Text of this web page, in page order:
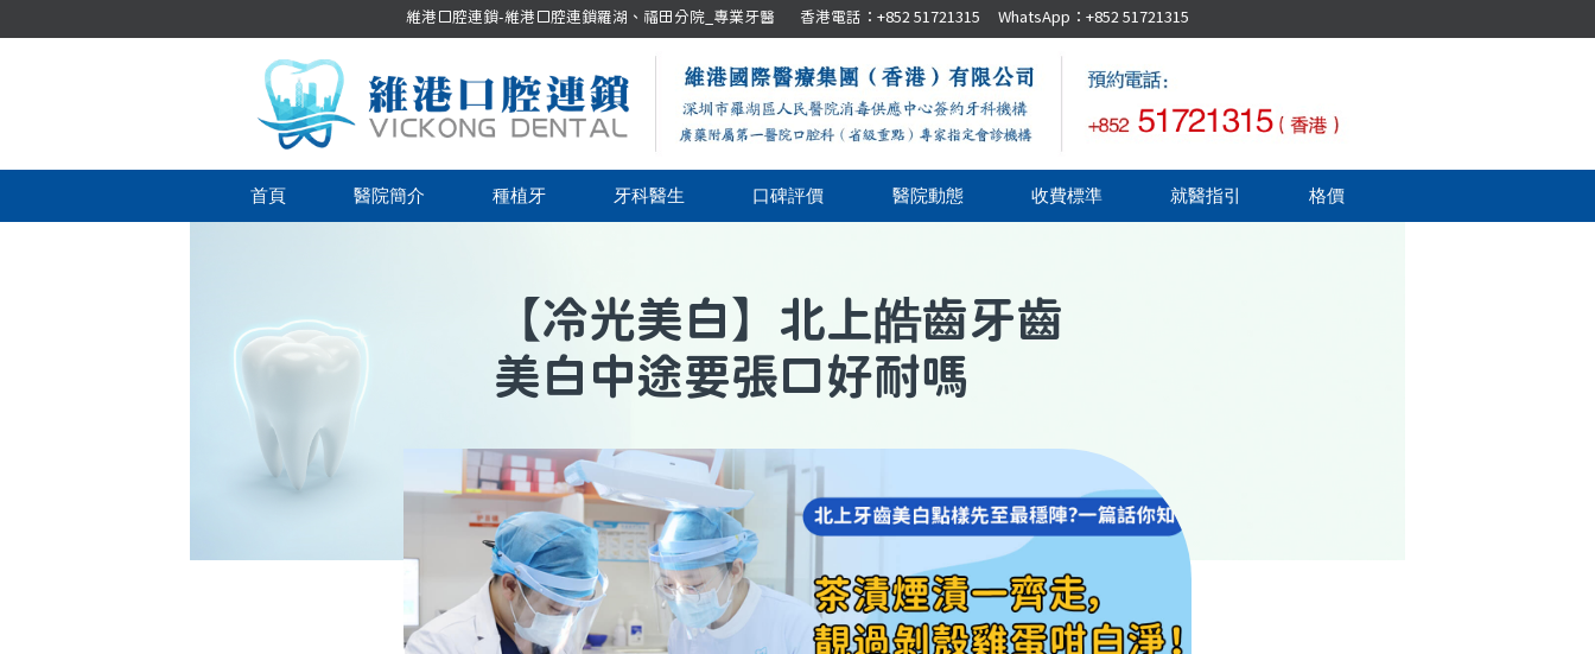
維港口腔連鎖-維港口腔連鎖羅湖、福田分院_專業牙醫 香港電話：+852 51721315 WhatsApp：+852 51721315
首頁 醫院簡介 種植牙 牙科醫生 口碑評價 醫院動態 收費標準 就醫指引 格價
【冷光美白】 北上皓齒牙齒
美白中途要張口好耐嗎